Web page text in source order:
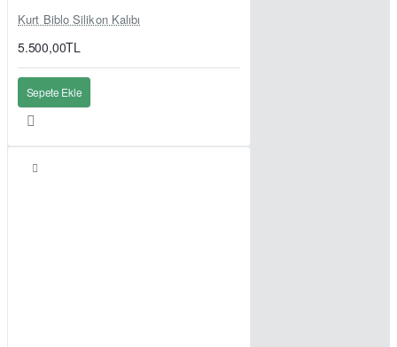
Kurt Biblo Silikon Kalıbı
5.500,00TL
Sepete Ekle